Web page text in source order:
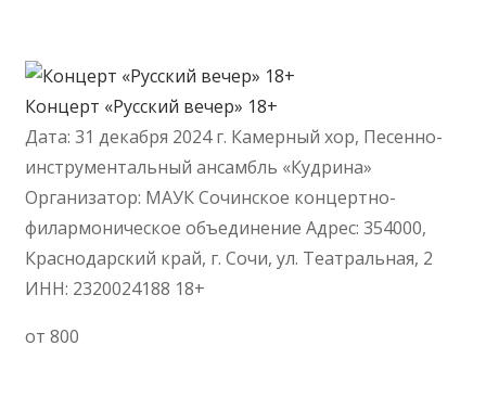
Концерт «Русский вечер» 18+
Дата: 31 декабря 2024 г. Камерный хор, Песенно-
инструментальный ансамбль «Кудрина»
Организатор: МАУК Сочинское концертно-
филармоническое объединение Адрес: 354000,
Краснодарский край, г. Сочи, ул. Театральная, 2
ИНН: 2320024188 18+
от 800